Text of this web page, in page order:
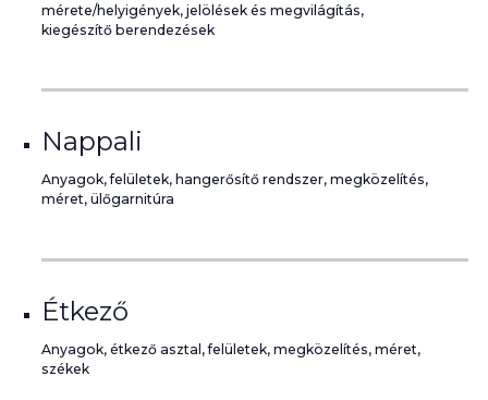
mérete/helyigények, jelölések és megvilágítás,
kiegészítő berendezések
Nappali
Anyagok, felületek, hangerősítő rendszer, megközelítés,
méret, ülőgarnitúra
Étkező
Anyagok, étkező asztal, felületek, megközelítés, méret,
székek